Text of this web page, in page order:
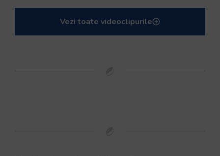
Vezi toate videoclipurile